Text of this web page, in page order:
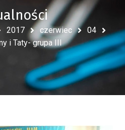
2017 czerwiec
04
i Taty- grupa III